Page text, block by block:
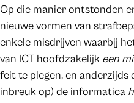
Op die manier ontstonden
nieuwe vormen van
enkele misdrijven waarbij
van ICT hoofdzakelijk een
feit te plegen, en anderzijds
inbreuk op) de informatica